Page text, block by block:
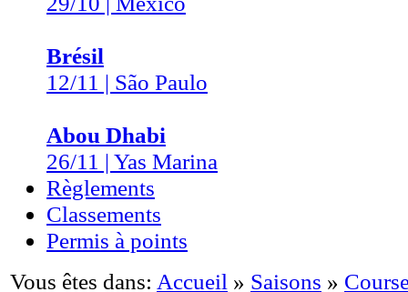
Brésil
12/11 | São Paulo
Abou Dhabi
26/11 | Yas Marina
Règlements
Classements
Permis à points
Vous êtes dans: Accueil » Saisons »